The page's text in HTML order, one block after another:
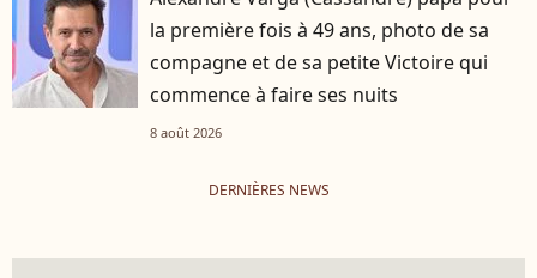
la première fois à 49 ans, photo de sa
compagne et de sa petite Victoire qui
commence à faire ses nuits
8 août 2026
DERNIÈRES NEWS